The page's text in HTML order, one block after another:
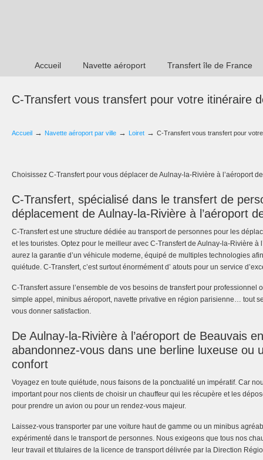
Accueil Navette aéroport Transfert île de France
C-Transfert vous transfert pour votre itinéraire
Accueil → Navette aéroport par ville → Loiret → C-Transfert vous transfert pour
Choisissez C-Transfert pour vous déplacer de Aulnay-la-Rivière à l’aéroport
C-Transfert, spécialisé dans le transfert de
déplacement de Aulnay-la-Rivière à l’aéroport
C-Transfert est une structure dédiée au transport de personnes pour les
et les touristes. Optez pour le meilleur avec C-Transfert de Aulnay-la-Rivière à
aurez la garantie d’un véhicule moderne, équipé de multiples technologies
quiétude. C-Transfert, c’est surtout énormément d’ atouts pour un service
C-Transfert assure l’ensemble de vos besoins de transfert pour professionnel
simple appel, minibus aéroport, navette privative en région parisienne… tout
vous donner satisfaction.
De Aulnay-la-Rivière à l’aéroport de Beauvais
abandonnez-vous dans une berline luxeuse ou
confort
Voyagez en toute quiétude, nous faisons de la ponctualité un impératif. Car
important pour nos clients de choisir un chauffeur qui les récupère et les
pour prendre un avion ou pour un rendez-vous majeur.
Laissez-vous transporter par une voiture haut de gamme ou un minibus
expérimenté dans le transport de personnes. Nous exigeons que tous nos
leur travail et titulaires de la licence de transport délivrée par la Direction